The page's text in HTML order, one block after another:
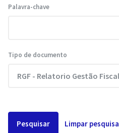
Palavra-chave
Tipo de documento
Pesquisar Limpar pesquisa